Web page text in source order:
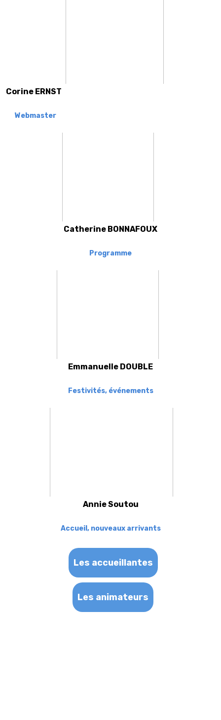
Corine ERNST
Webmaster
Catherine BONNAFOUX
Programme
Emmanuelle DOUBLE
Festivités, événements
Annie Soutou
Accueil, nouveaux arrivants
Les accueillantes
Les animateurs